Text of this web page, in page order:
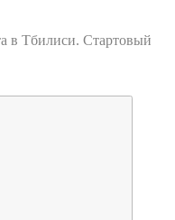
в Тбилиси. Стартовый